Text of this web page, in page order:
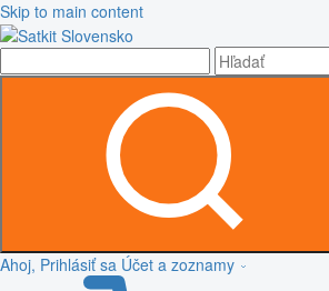
Skip to main content
Ahoj, Prihlásiť sa Účet a zoznamy